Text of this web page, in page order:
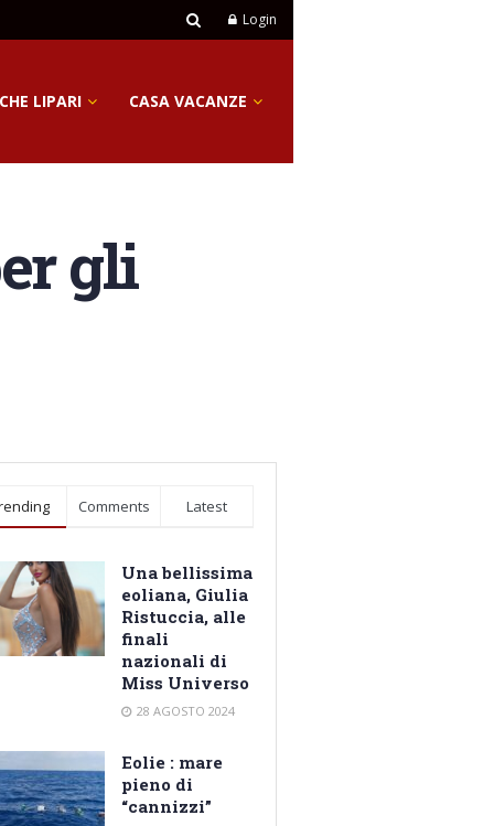
Login
LIPARI CASA VACANZE
gli
Comments Latest
Una bellissima
eoliana, Giulia
Ristuccia, alle
finali
nazionali di
Miss Universo
28 AGOSTO 2024
Eolie : mare
pieno di
“cannizzi”